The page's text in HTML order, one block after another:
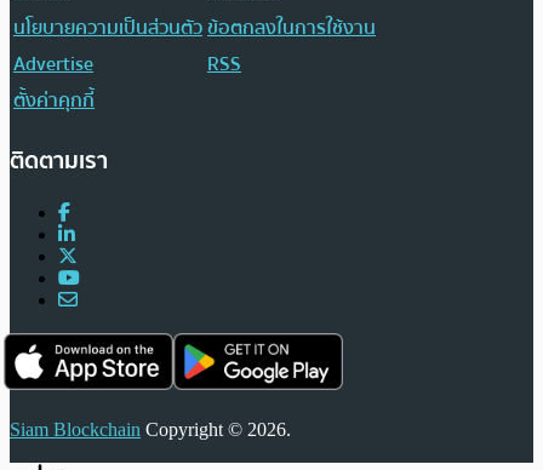
นโยบายความเป็นส่วนตัวข้อตกลงในการใช้งาน
Advertise
RSS
ตั้งค่าคุกกี้
ติดตามเรา
Siam Blockchain Copyright © 2026.